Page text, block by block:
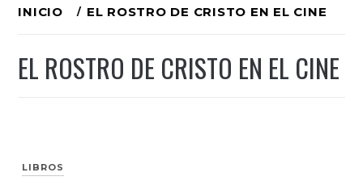
Ir
contenido
INICIO EL ROSTRO DE CRISTO EN EL CINE
EL ROSTRO DE CRISTO EN EL CINE
LIBROS